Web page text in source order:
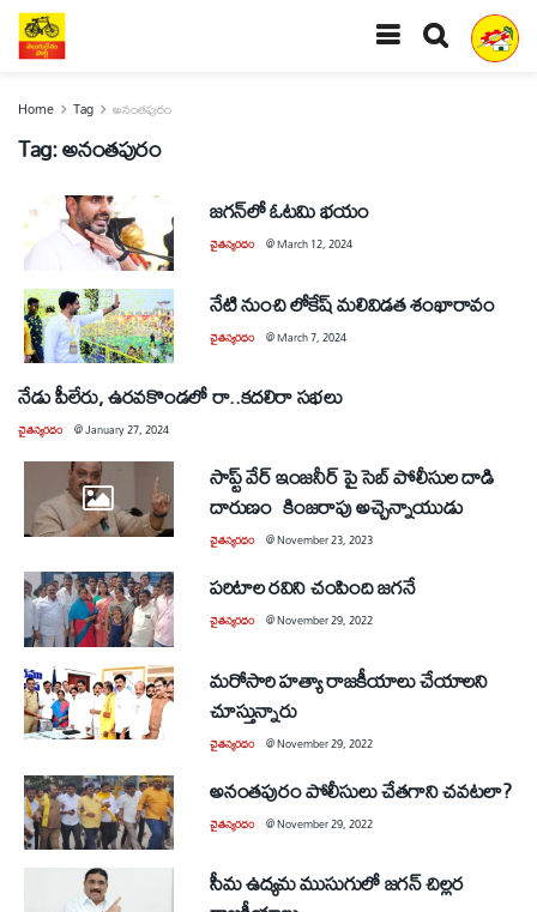
Home Tag అనంతపురం
Tag:అనంతపురం
జగన్‌లో ఓటమి భయం
చైతన్యరధం @March 12, 2024
నేటి నుంచి లోకేష్‌ మలివిడత శంఖారావం
చైతన్యరధం @March 7, 2024
నేడు పీలేరు, ఉరవకొండలో రా..కదలిరా సభలు
చైతన్యరధం @January 27, 2024
సాప్ట్‌ వేర్‌ ఇంజనీర్‌ పై సెబ్‌ పోలీసుల దాడి
దారుణం కింజరాపు అచ్చెన్నాయుడు
చైతన్యరధం @November 23, 2023
పరిటాల రవిని చంపింది జగనే
చైతన్యరధం @November 29, 2022
మరోసారి హత్యా రాజకీయాలు చేయాలని
చూస్తున్నారు
చైతన్యరధం @November 29, 2022
అనంతపురం పోలీసులు చేతగాని చవటలా?
చైతన్యరధం @November 29, 2022
సీమ ఉద్యమ ముసుగులో జగన్‌ చిల్లర